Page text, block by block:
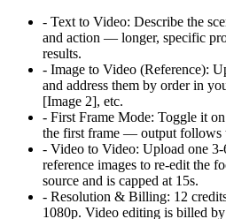
- Text to Video: Describe the
and action — longer, specific
results.
- Image to Video (Reference):
and address them by order in
[Image 2], etc.
- First Frame Mode: Toggle it
the first frame — output follows
- Video to Video: Upload one
reference images to re-edit the
source and is capped at 15s.
- Resolution & Billing: 12
1080p. Video editing is billed